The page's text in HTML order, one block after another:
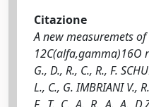
Citazione
A new measuremets
12C(alfa,gamma)16O
G., D., R., C., R., F.
L., C., G. IMBRIANI V.,